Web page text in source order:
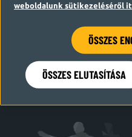
weboldalunk sütikezeléséről
ÖSSZES
ÖSSZES ELUTASÍTÁSA